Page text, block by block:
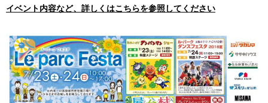
イベント内容など、詳しくはこちらを参照してください